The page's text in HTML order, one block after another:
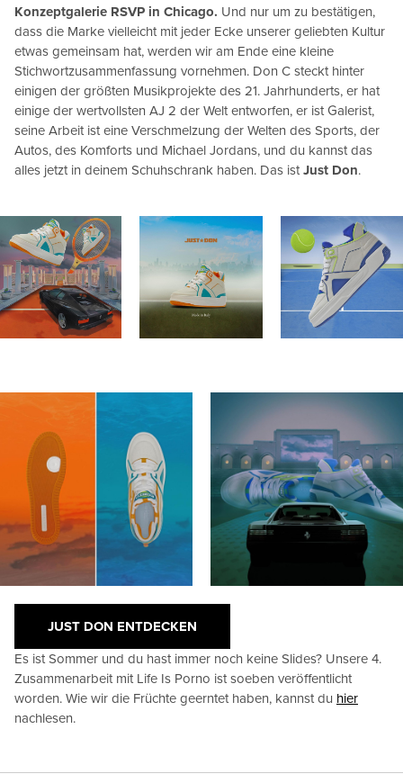
Konzeptgalerie RSVP in Chicago. Und nur um zu bestätigen,
dass die Marke vielleicht mit jeder Ecke unserer geliebten Kultur
etwas gemeinsam hat, werden wir am Ende eine kleine
Stichwortzusammenfassung vornehmen. Don C steckt hinter
einigen der größten Musikprojekte des 21. Jahrhunderts, er hat
einige der wertvollsten AJ 2 der Welt entworfen, er ist Galerist,
seine Arbeit ist eine Verschmelzung der Welten des Sports, der
Autos, des Komforts und Michael Jordans, und du kannst das
alles jetzt in deinem Schuhschrank haben. Das istJust Don.
JUST DON ENTDECKEN
Es ist Sommer und du hast immer noch keine Slides? Unsere 4.
Zusammenarbeit mit Life Is Porno ist soeben veröffentlicht
worden. Wie wir die Früchte geerntet haben, kannst du hier
nachlesen.